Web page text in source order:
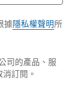
據隱私權聲明所
司的產品、服
訂閱。